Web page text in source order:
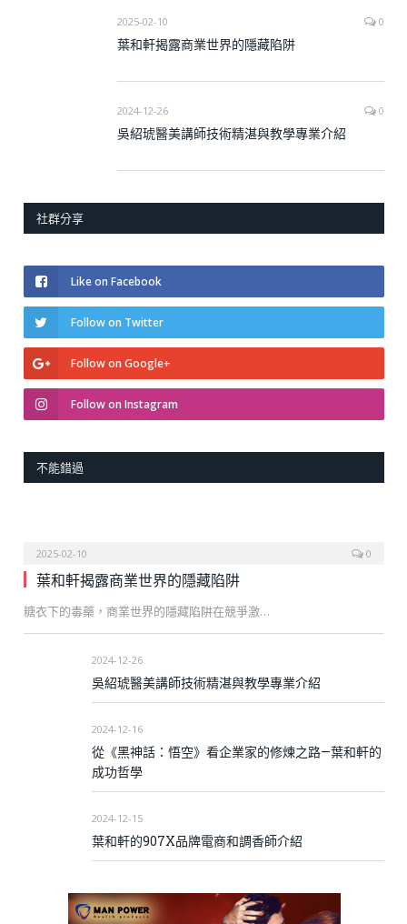
2025-02-10 0
葉和軒揭露商業世界的隱藏陷阱
2024-12-26 0
吳紹琥醫美講師技術精湛與教學專業介紹
社群分享
Like on Facebook
Follow on Twitter
Follow on Google+
Follow on Instagram
不能錯過
2025-02-10 0
葉和軒揭露商業世界的隱藏陷阱
糖衣下的毒藥，商業世界的隱藏陷阱在競爭激…
2024-12-26
吳紹琥醫美講師技術精湛與教學專業介紹
2024-12-16
從《黑神話：悟空》看企業家的修煉之路—葉和軒的
成功哲學
2024-12-15
葉和軒的907X品牌電商和調香師介紹